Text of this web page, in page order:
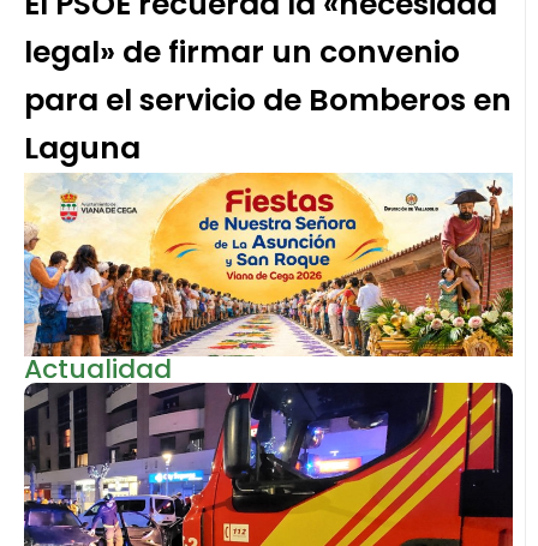
legal» de firmar un convenio
para el servicio de Bomberos en
Laguna
Actualidad